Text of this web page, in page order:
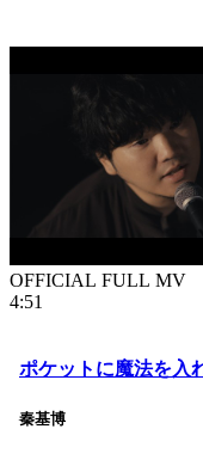
OFFICIAL FULL MV
4:51
ポケットに魔法を入
秦基博